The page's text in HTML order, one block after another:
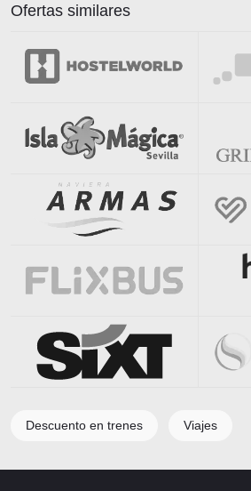
Ofertas similares
Descuento en trenes Viajes